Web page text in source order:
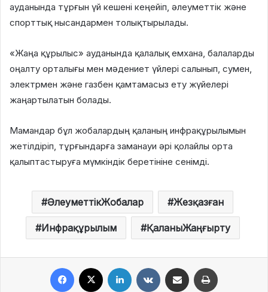
ауданында тұрғын үй кешені кеңейіп, әлеуметтік және
спорттық нысандармен толықтырылады.
«Жаңа құрылыс» ауданында қалалық емхана, балаларды
оңалту орталығы мен мәдениет үйлері салынып, сумен,
электрмен және газбен қамтамасыз ету жүйелері
жаңартылатын болады.
Мамандар бұл жобалардың қаланың инфрақұрылымын
жетілдіріп, тұрғындарға заманауи әрі қолайлы орта
қалыптастыруға мүмкіндік беретініне сенімді.
ӘлеуметтікЖобалар Жезқазған
Инфрақұрылым ҚаланыЖаңғырту